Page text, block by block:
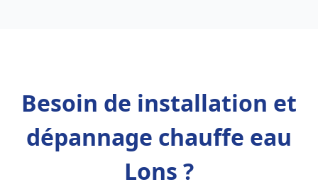
Besoin de installation et
dépannage chauffe eau
Lons ?